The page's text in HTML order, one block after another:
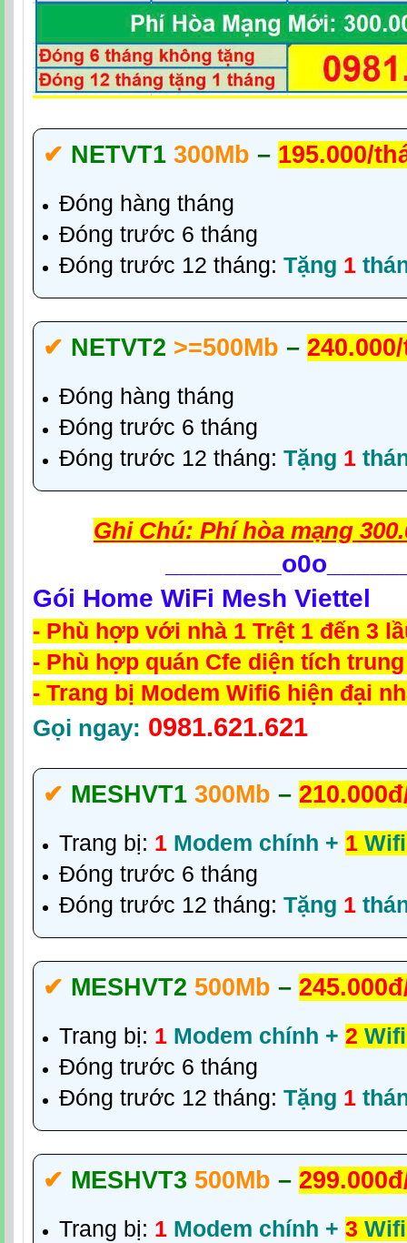
✔‎ NETVT1 300Mb – 195.000/
Đóng hàng tháng
Đóng trước 6 tháng
Đóng trước 12 tháng: Tặng 1
✔‎ NETVT2 >=500Mb –
Đóng hàng tháng
Đóng trước 6 tháng
Đóng trước 12 tháng: Tặng 1
Ghi Chú: Phí hòa mạng
Gói Home WiFi Mesh Viettel
- Phù hợp với nhà 1 Trệt 1 đến 3
- Phù hợp quán Cfe diện tích
- Trang bị Modem Wifi6 hiện đại
Gọi ngay: 0981.621.621
✔‎ MESHVT1 300Mb –
Trang bị: 1 Modem chính + 1
Đóng trước 6 tháng
Đóng trước 12 tháng: Tặng 1
✔‎ MESHVT2 500Mb –
Trang bị: 1 Modem chính + 2
Đóng trước 6 tháng
Đóng trước 12 tháng: Tặng 1
✔‎ MESHVT3 500Mb –
Trang bị: 1 Modem chính + 3